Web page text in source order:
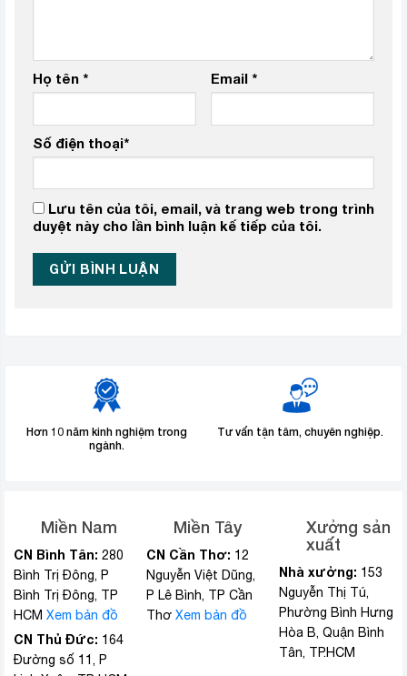
Họ tên * Email *
Số điện thoại*
Lưu tên của tôi, email, và trang web trong trình
duyệt này cho lần bình luận kế tiếp của tôi.
Hơn 10 năm kinh nghiệm trong
ngành.
Tư vấn tận tâm, chuyên nghiệp.
Miền Nam
CN Bình Tân: 280
Bình Trị Đông, P
Bình Trị Đông, TP
HCM Xem bản đồ
CN Thủ Đức: 164
Đường số 11, P
Miền Tây
CN Cần Thơ: 12
Nguyễn Việt Dũng,
P Lê Bình, TP Cần
Thơ Xem bản đồ
Xưởng sản
xuất
Nhà xưởng: 153
Nguyễn Thị Tú,
Phường Bình Hưng
Hòa B, Quận Bình
Tân, TP.HCM